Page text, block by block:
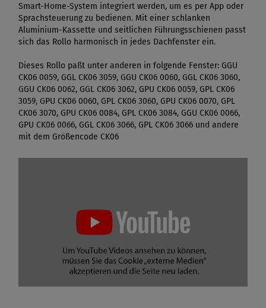
Smart-Home-System integriert werden, um es per App oder
Sprachsteuerung zu bedienen. Mit einer schlanken
Aluminium-Kassette und seitlichen Führungsschienen passt
sich das Rollo harmonisch in jedes Dachfenster ein.
Dieses Rollo paßt unter anderen in folgende Fenster: GGU
CK06 0059, GGL CK06 3059, GGU CK06 0060, GGL CK06 3060,
GGU CK06 0062, GGL CK06 3062, GPU CK06 0059, GPL CK06
3059, GPU CK06 0060, GPL CK06 3060, GPU CK06 0070, GPL
CK06 3070, GPU CK06 0084, GPL CK06 3084, GGU CK06 0066,
GPU CK06 0066, GGL CK06 3066, GPL CK06 3066 und andere
mit dem Größencode CK06